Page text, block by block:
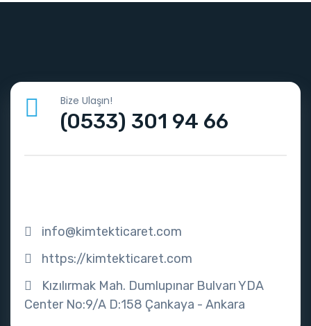
Bize Ulaşın!
(0533) 301 94 66
info@kimtekticaret.com
https://kimtekticaret.com
Kızılırmak Mah. Dumlupınar Bulvarı YDA
Center No:9/A D:158 Çankaya - Ankara